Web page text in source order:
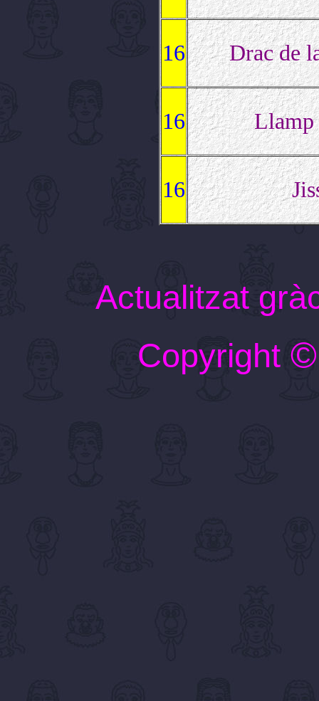
16 Drac de
16 Llamp
16
Actualitzat
Copyright